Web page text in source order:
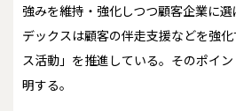
強みを維持・強化しつつ顧客企業に
デックスは顧客の伴走支援などを強
ス活動」を推進している。そのポイ
明する。